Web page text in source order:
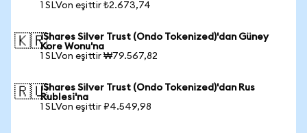
1 SLVon eşittir ₺2.673,74
🇰🇷iShares Silver Trust (Ondo Tokenized)'dan Güney
Kore Wonu'na
1 SLVon eşittir ₩79.567,82
🇷🇺iShares Silver Trust (Ondo Tokenized)'dan Rus
Rublesi'na
1 SLVon eşittir ₽4.549,98